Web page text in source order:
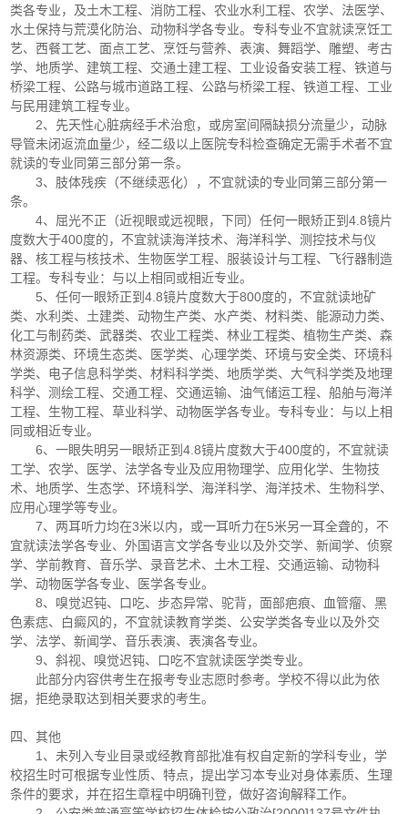
类各专业，及土木工程、消防工程、农业水利工程、农学、法医学、
水土保持与荒漠化防治、动物科学各专业。专科专业不宜就读烹饪工
艺、西餐工艺、面点工艺、烹饪与营养、表演、舞蹈学、雕塑、考古
学、地质学、建筑工程、交通土建工程、工业设备安装工程、铁道与
桥梁工程、公路与城市道路工程、公路与桥梁工程、铁道工程、工业
与民用建筑工程专业。
2、先天性心脏病经手术治愈，或房室间隔缺损分流量少，动脉
导管未闭返流血量少，经二级以上医院专科检查确定无需手术者不宜
就读的专业同第三部分第一条。
3、肢体残疾（不继续恶化），不宜就读的专业同第三部分第一
条。
4、屈光不正（近视眼或远视眼，下同）任何一眼矫正到4.8镜片
度数大于400度的，不宜就读海洋技术、海洋科学、测控技术与仪
器、核工程与核技术、生物医学工程、服装设计与工程、飞行器制造
工程。专科专业：与以上相同或相近专业。
5、任何一眼矫正到4.8镜片度数大于800度的，不宜就读地矿
类、水利类、土建类、动物生产类、水产类、材料类、能源动力类、
化工与制药类、武器类、农业工程类、林业工程类、植物生产类、森
林资源类、环境生态类、医学类、心理学类、环境与安全类、环境科
学类、电子信息科学类、材料科学类、地质学类、大气科学类及地理
科学、测绘工程、交通工程、交通运输、油气储运工程、船舶与海洋
工程、生物工程、草业科学、动物医学各专业。专科专业：与以上相
同或相近专业。
6、一眼失明另一眼矫正到4.8镜片度数大于400度的，不宜就读
工学、农学、医学、法学各专业及应用物理学、应用化学、生物技
术、地质学、生态学、环境科学、海洋科学、海洋技术、生物科学、
应用心理学等专业。
7、两耳听力均在3米以内，或一耳听力在5米另一耳全聋的，不
宜就读法学各专业、外国语言文学各专业以及外交学、新闻学、侦察
学、学前教育、音乐学、录音艺术、土木工程、交通运输、动物科
学、动物医学各专业、医学各专业。
8、嗅觉迟钝、口吃、步态异常、驼背，面部疤痕、血管瘤、黑
色素痣、白癜风的，不宜就读教育学类、公安学类各专业以及外交
学、法学、新闻学、音乐表演、表演各专业。
9、斜视、嗅觉迟钝、口吃不宜就读医学类专业。
此部分内容供考生在报考专业志愿时参考。学校不得以此为依
据，拒绝录取达到相关要求的考生。
四、其他
1、未列入专业目录或经教育部批准有权自定新的学科专业，学
校招生时可根据专业性质、特点，提出学习本专业对身体素质、生理
条件的要求，并在招生章程中明确刊登，做好咨询解释工作。